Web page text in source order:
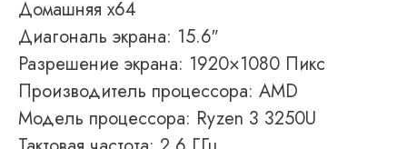
Домашняя x64
Диагональ экрана: 15.6″
Разрешение экрана: 1920×1080 Пикс
Производитель процессора: AMD
Модель процессора: Ryzen 3 3250U